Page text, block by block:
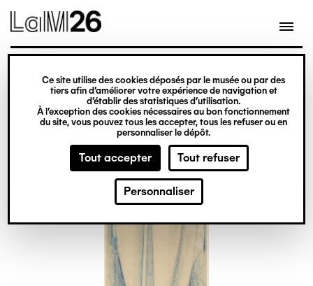
Gestion des cookies
Ce site utilise des cookies déposés par le musée ou par des
tiers afin d’améliorer votre expérience de navigation et
d’établir des statistiques d’utilisation.
À l’exception des cookies nécessaires au bon fonctionnement
du site, vous pouvez tous les accepter, tous les refuser ou en
personnaliser le dépôt.
Tout accepter Tout refuser
Personnaliser
contenu